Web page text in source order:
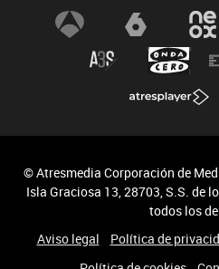
© Atresmedia Corporación de
Isla Graciosa 13, 28703, S.S. de
todos los
Aviso legal
Política de